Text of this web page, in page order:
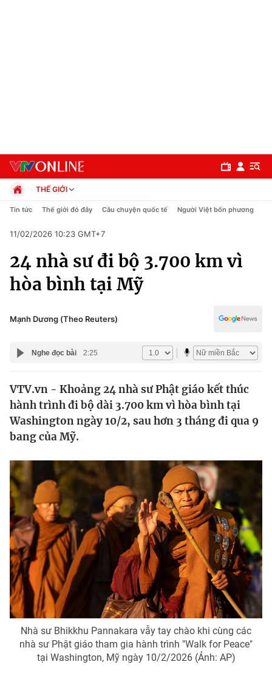
Chuyên mục
Chính trị
Pháp luật
Thế giới
Tin tức
Thế giới đó đây
Câu chuyện quốc tế
Tài chính
Thị trường
Góc doanh nghiệp
Dữ liệu và đời sống
Truyền hình
Phim VTV
Hậu trường
Nhân vật
Khán giả
Giải sao mai
Giải trí
Điện ảnh
Âm nhạc
Sao
Đời sống
Du lịch
Làm đẹp
Chất lượng cuộc sống
Giáo dục
Tuyển sinh
Công nghệ
THẾ GIỚI
Chính trị
Pháp luật
Kinh tế
Thể thao
Truyền hình
Y tế
Công nghệ
Tin tức Thế giới đó đây Câu chuyện quốc tế Người Việt bốn phương
11/02/2026 10:23 GMT+7
24 nhà sư đi bộ 3.700 km vì
hòa bình tại Mỹ
Mạnh Dương (Theo Reuters)
Nghe đọc bài 2:25
VTV.vn - Khoảng 24 nhà sư Phật giáo kết thúc
hành trình đi bộ dài 3.700 km vì hòa bình tại
Washington ngày 10/2, sau hơn 3 tháng đi qua 9
bang của Mỹ.
Nhà sư Bhikkhu Pannakara vẫy tay chào khi cùng các
nhà sư Phật giáo tham gia hành trình "Walk for Peace"
tại Washington, Mỹ ngày 10/2/2026 (Ảnh: AP)